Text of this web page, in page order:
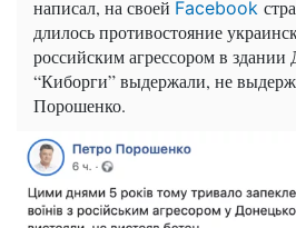
написал, на своей Facebook
длилось противостояние
российским агрессором в здании
“Киборги” выдержали, не
Порошенко.